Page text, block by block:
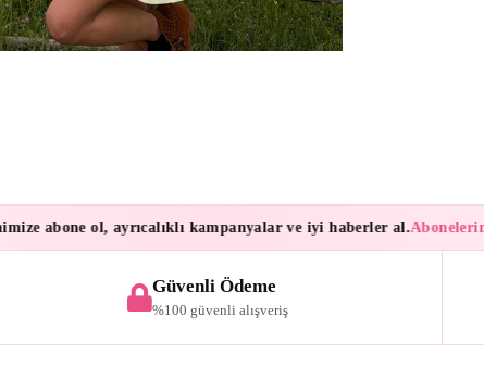
abone ol, ayrıcalıklı kampanyalar ve iyi haberler al.
Güvenli Ödeme
%100 güvenli alışveriş